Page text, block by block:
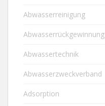
Abwasserreinigung
Abwasserrückgewinnung
Abwassertechnik
Abwasserzweckverband
Adsorption